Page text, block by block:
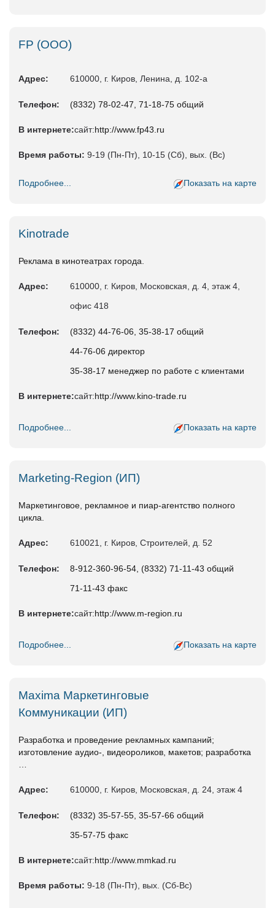
FP (ООО)
Адрес: 610000, г. Киров, Ленина, д. 102-а
Телефон: (8332) 78-02-47, 71-18-75 общий
В интернете:сайт:http://www.fp43.ru
Время работы: 9-19 (Пн-Пт), 10-15 (Сб), вых. (Вс)
Подробнее... Показать на карте
Kinotrade
Реклама в кинотеатрах города.
Адрес:
610000, г. Киров, Московская, д. 4, этаж 4,
офис 418
Телефон:
(8332) 44-76-06, 35-38-17 общий
44-76-06 директор
35-38-17 менеджер по работе с клиентами
В интернете:сайт:http://www.kino-trade.ru
Подробнее... Показать на карте
Marketing-Region (ИП)
Маркетинговое, рекламное и пиар-агентство полного
цикла.
Адрес: 610021, г. Киров, Строителей, д. 52
Телефон:
8-912-360-96-54, (8332) 71-11-43 общий
71-11-43 факс
В интернете:сайт:http://www.m-region.ru
Подробнее... Показать на карте
Maxima Маркетинговые
Коммуникации (ИП)
Разработка и проведение рекламных кампаний;
изготовление аудио-, видеороликов, макетов; разработка
…
Адрес: 610000, г. Киров, Московская, д. 24, этаж 4
Телефон:
(8332) 35-57-55, 35-57-66 общий
35-57-75 факс
В интернете:сайт:http://www.mmkad.ru
Время работы: 9-18 (Пн-Пт), вых. (Сб-Вс)